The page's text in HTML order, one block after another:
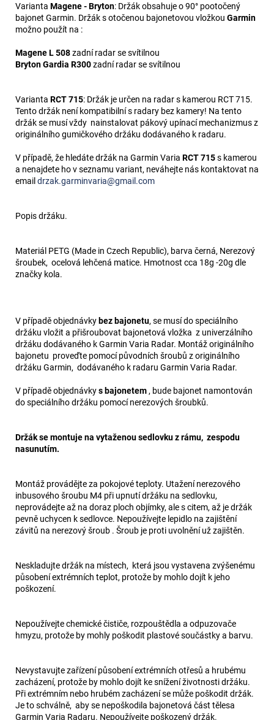
Varianta Magene - Bryton: Držák obsahuje o 90° pootočený
bajonet Garmin. Držák s otočenou bajonetovou vložkou Garmin
možno použít na :
Magene L 508zadní radar se svítilnou
Bryton Gardia R300zadní radar se svítilnou
Varianta RCT 715: Držák je určen na radar s kamerou RCT 715.
Tento držák není kompatibilní s radary bez kamery! Na tento
držák se musí vždy nainstalovat pákový upínací mechanizmus z
originálního gumičkového držáku dodávaného k radaru.
V případě, že hledáte držák na Garmin Varia RCT 715s kamerou
a nenajdete ho v seznamu variant, neváhejte nás kontaktovat na
emaildrzak.garminvaria@gmail.com
Popis držáku.
Materiál PETG (Made in Czech Republic), barva černá, Nerezový
šroubek, ocelová lehčená matice. Hmotnost cca 18g -20g dle
značky kola.
V případě objednávkybez bajonetu, se musí do speciálního
držáku vložit a přišroubovat bajonetová vložka z univerzálního
držáku dodávaného k Garmin Varia Radar. Montáž originálního
bajonetu proveďte pomocí původních šroubů z originálního
držáku Garmin, dodávaného k radaru Garmin Varia Radar.
V případě objednávkys bajonetem , bude bajonet namontován
do speciálního držáku pomocí nerezových šroubků.
Držák se montuje na vytaženou sedlovku z rámu, zespodu
nasunutím.
Montáž provádějte za pokojové teploty. Utažení nerezového
inbusového šroubu M4 při upnutí držáku na sedlovku,
neprovádejte až na doraz ploch objímky, ale s citem, až je držák
pevně uchycen k sedlovce. Nepoužívejte lepidlo na zajištění
závitů na nerezový šroub . Šroub je proti uvolnění už zajištěn.
Neskladujte držák na místech, která jsou vystavena zvýšenému
působení extrémních teplot, protože by mohlo dojít k jeho
poškození.
Nepoužívejte chemické čističe, rozpouštědla a odpuzovače
hmyzu, protože by mohly poškodit plastové součástky a barvu.
Nevystavujte zařízení působení extrémních otřesů a hrubému
zacházení, protože by mohlo dojít ke snížení životnosti držáku.
Při extrémním nebo hrubém zacházení se může poškodit držák.
Je to schválně, aby se nepoškodila bajonetová část tělesa
Garmin Varia Radaru. Nepoužívejte poškozený držák.